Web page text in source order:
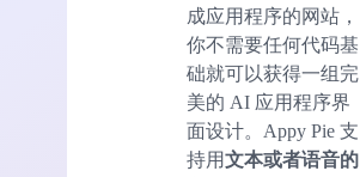
成应用程序的网站，
你不需要任何代码基
础就可以获得一组完
美的 AI 应用程序界
面设计。Appy Pie 支
持用文本或者语音的